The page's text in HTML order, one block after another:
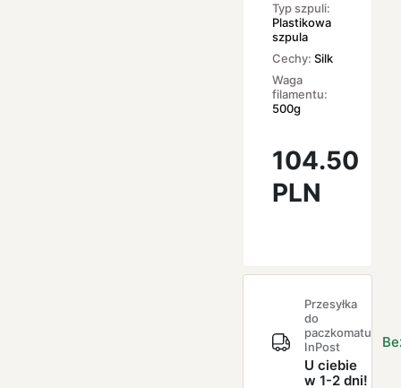
Typ szpuli:
Plastikowa
szpula
Cechy:Silk
Waga
filamentu:
500g
104.50
PLN
Przesyłka
do
paczkomatu
InPost
U ciebie
w 1-2 dni!